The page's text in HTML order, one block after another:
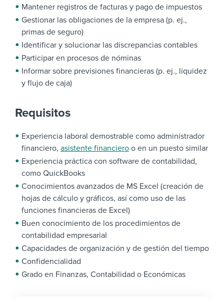
Mantener registros de facturas y pago de impuestos
Gestionar las obligaciones de la empresa (p. ej.,
primas de seguro)
Identificar y solucionar las discrepancias contables
Participar en procesos de nóminas
Informar sobre previsiones financieras (p. ej., liquidez
y flujo de caja)
Requisitos
Experiencia laboral demostrable como administrador
financiero, asistente financiero o en un puesto similar
Experiencia práctica con software de contabilidad,
como QuickBooks
Conocimientos avanzados de MS Excel (creación de
hojas de cálculo y gráficos, así como uso de las
funciones financieras de Excel)
Buen conocimiento de los procedimientos de
contabilidad empresarial
Capacidades de organización y de gestión del tiempo
Confidencialidad
Grado en Finanzas, Contabilidad o Económicas